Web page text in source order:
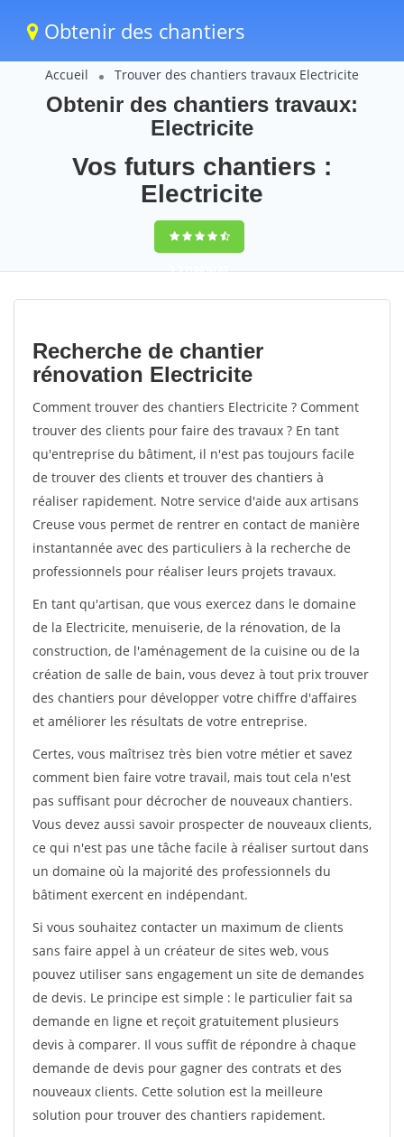
Obtenir des chantiers
Accueil Trouver des chantiers travaux Electricite
Obtenir des chantiers travaux:
Electricite
Vos futurs chantiers :
Electricite
9,5(100%)87
votes
Recherche de chantier
rénovation Electricite
Comment trouver des chantiers Electricite ? Comment
trouver des clients pour faire des travaux ? En tant
qu'entreprise du bâtiment, il n'est pas toujours facile
de trouver des clients et trouver des chantiers à
réaliser rapidement. Notre service d'aide aux artisans
Creuse vous permet de rentrer en contact de manière
instantannée avec des particuliers à la recherche de
professionnels pour réaliser leurs projets travaux.
En tant qu'artisan, que vous exercez dans le domaine
de la Electricite, menuiserie, de la rénovation, de la
construction, de l'aménagement de la cuisine ou de la
création de salle de bain, vous devez à tout prix trouver
des chantiers pour développer votre chiffre d'affaires
et améliorer les résultats de votre entreprise.
Certes, vous maîtrisez très bien votre métier et savez
comment bien faire votre travail, mais tout cela n'est
pas suffisant pour décrocher de nouveaux chantiers.
Vous devez aussi savoir prospecter de nouveaux clients,
ce qui n'est pas une tâche facile à réaliser surtout dans
un domaine où la majorité des professionnels du
bâtiment exercent en indépendant.
Si vous souhaitez contacter un maximum de clients
sans faire appel à un créateur de sites web, vous
pouvez utiliser sans engagement un site de demandes
de devis. Le principe est simple : le particulier fait sa
demande en ligne et reçoit gratuitement plusieurs
devis à comparer. Il vous suffit de répondre à chaque
demande de devis pour gagner des contrats et des
nouveaux clients. Cette solution est la meilleure
solution pour trouver des chantiers rapidement.